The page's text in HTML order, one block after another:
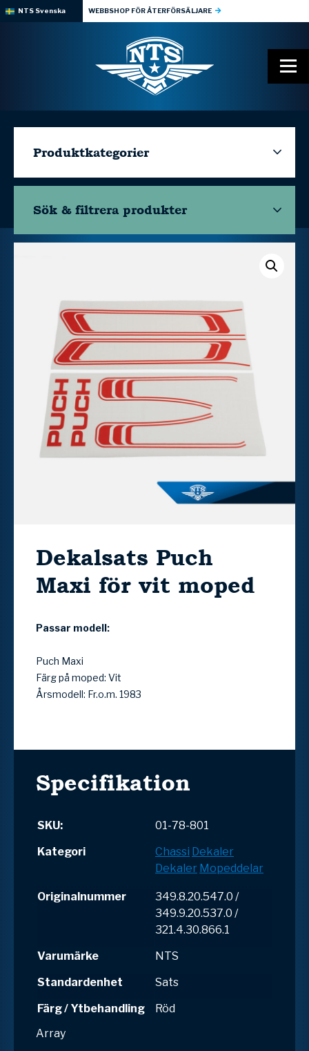
NTS Svenska WEBBSHOP FÖR ÅTERFÖRSÄLJARE
Produktkategorier
Sök & filtrera produkter
Dekalsats Puch
Maxi för vit moped
Passar modell:
Puch Maxi
Färg på moped: Vit
Årsmodell: Fr.o.m. 1983
Specifikation
SKU:
01-78-801
Kategori
Chassi Dekaler
Dekaler Mopeddelar
Originalnummer
349.8.20.547.0 /
349.9.20.537.0 /
321.4.30.866.1
Varumärke
NTS
Standardenhet
Sats
Färg / Ytbehandling
Röd
Array